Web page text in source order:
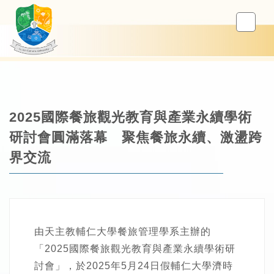
2025國際餐旅觀光教育與產業永續學術
研討會圓滿落幕 聚焦餐旅永續、激盪跨
界交流
由天主教輔仁大學餐旅管理學系主辦的
「2025國際餐旅觀光教育與產業永續學術研
討會」，於2025年5月24日假輔仁大學濟時